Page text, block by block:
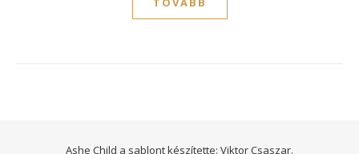
Ashe Child a sablont készítette: Viktor Csaszar.